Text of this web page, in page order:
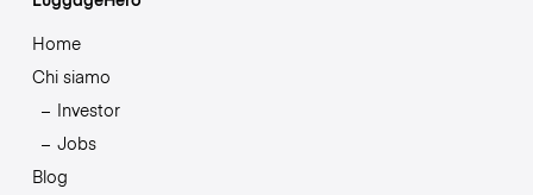
Home
Chi siamo
Investor
Jobs
Blog